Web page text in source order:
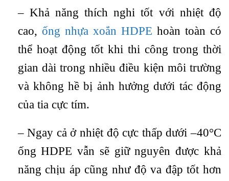
– Khả năng thích nghi tốt với nhiệt độ
cao, ống nhựa xoắn HDPE hoàn toàn có
thể hoạt động tốt khi thi công trong thời
gian dài trong nhiều điều kiện môi trường
và không hề bị ảnh hưởng dưới tác động
của tia cực tím.
– Ngay cả ở nhiệt độ cực thấp dưới –40°C
ống HDPE vẫn sẽ giữ nguyên được khả
năng chịu áp cũng như độ va đập tốt hơn